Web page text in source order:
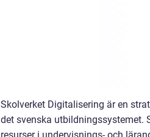
Skolverket Digitalisering är en
det svenska utbildningssystemet.